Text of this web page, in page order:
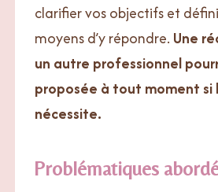
clarifier vos objectifs et
moyens d’y répondre. Une
un autre professionnel
proposée à tout moment si
nécessite.
Problématiques